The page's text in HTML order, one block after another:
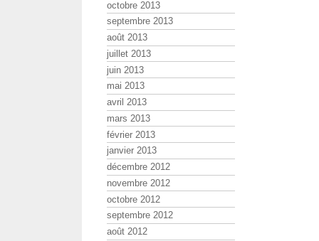
octobre 2013
septembre 2013
août 2013
juillet 2013
juin 2013
mai 2013
avril 2013
mars 2013
février 2013
janvier 2013
décembre 2012
novembre 2012
octobre 2012
septembre 2012
août 2012